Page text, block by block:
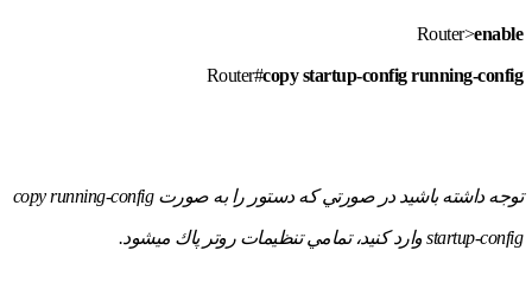
Router>enable
Router#copy startup-config running-config
توجه داشته باشيد در صورتي كه دستور را به صورت copy running-config
startup-config وارد كنيد، تمامي تنظيمات روتر پاك ميشود.